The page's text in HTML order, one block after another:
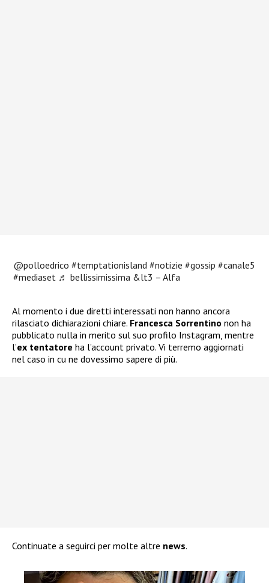
@polloedrico #temptationisland #notizie #gossip #canale5
#mediaset ♬ bellissimissima &lt3 – Alfa
Al momento i due diretti interessati non hanno ancora
rilasciato dichiarazioni chiare. Francesca Sorrentino non ha
pubblicato nulla in merito sul suo profilo Instagram, mentre
l’ex tentatore ha l’account privato. Vi terremo aggiornati
nel caso in cu ne dovessimo sapere di più.
Continuate a seguirci per molte altre news.